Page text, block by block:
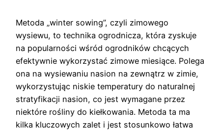
Metoda „winter sowing”, czyli zimowego
wysiewu, to technika ogrodnicza, która zyskuje
na popularności wśród ogrodników chcących
efektywnie wykorzystać zimowe miesiące. Polega
ona na wysiewaniu nasion na zewnątrz w zimie,
wykorzystując niskie temperatury do naturalnej
stratyfikacji nasion, co jest wymagane przez
niektóre rośliny do kiełkowania. Metoda ta ma
kilka kluczowych zalet i jest stosunkowo łatwa